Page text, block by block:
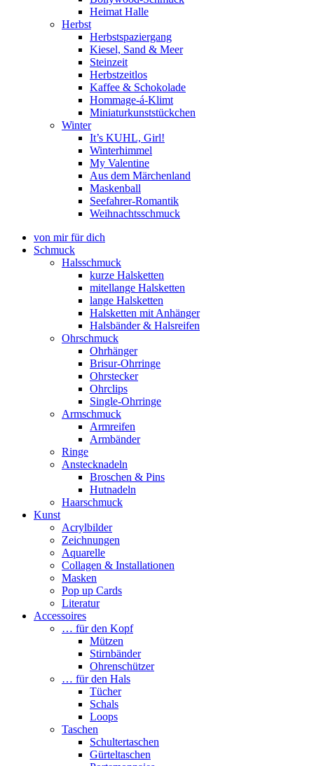
Heimat Halle
Herbst
Herbstspaziergang
Kiesel, Sand & Meer
Steinzeit
Herbstzeitlos
Kaffee & Schokolade
Hommage-á-Klimt
Miniaturkunststückchen
Winter
It’s KUHL, Girl!
Winterhimmel
My Valentine
Aus dem Märchenland
Maskenball
Seefahrer-Romantik
Weihnachtsschmuck
von mir für dich
Schmuck
Halsschmuck
kurze Halsketten
mitellange Halsketten
lange Halsketten
Halsketten mit Anhänger
Halsbänder & Halsreifen
Ohrschmuck
Ohrhänger
Brisur-Ohrringe
Ohrstecker
Ohrclips
Single-Ohrringe
Armschmuck
Armreifen
Armbänder
Ringe
Anstecknadeln
Broschen & Pins
Hutnadeln
Haarschmuck
Kunst
Acrylbilder
Zeichnungen
Aquarelle
Collagen & Installationen
Masken
Pop up Cards
Literatur
Accessoires
… für den Kopf
Mützen
Stirnbänder
Ohrenschützer
… für den Hals
Tücher
Schals
Loops
Taschen
Schultertaschen
Gürteltaschen